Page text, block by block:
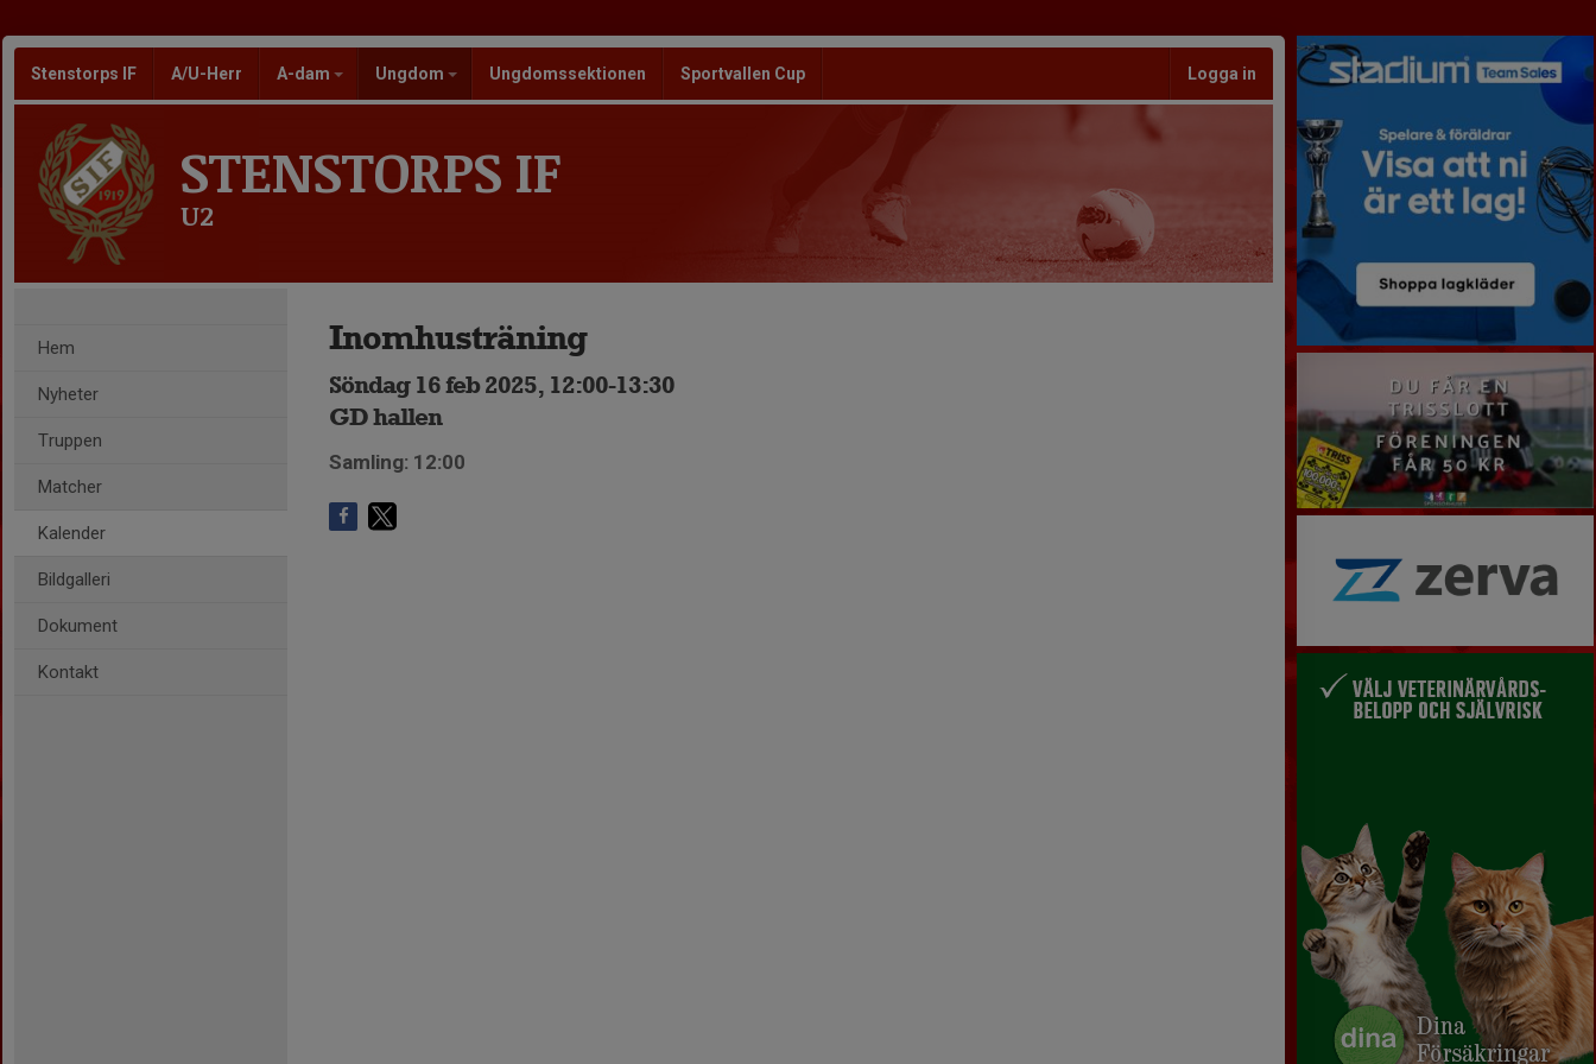
Stenstorps IF A/U-Herr A-dam Ungdom Ungdomssektionen Sportvallen Cup Logga in
STENSTORPS IF
U2
Hem
Nyheter
Truppen
Matcher
Kalender
Bildgalleri
Dokument
Kontakt
Inomhusträning
Söndag 16 feb 2025, 12:00-13:30
GD hallen
Samling: 12:00